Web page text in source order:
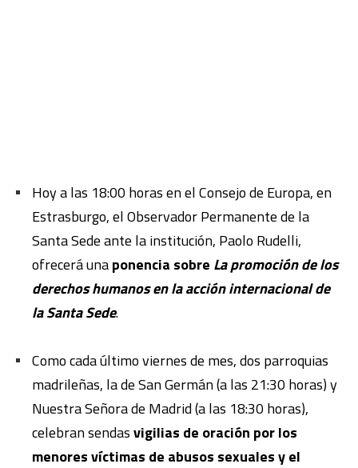
Hoy a las 18:00 horas en el Consejo de Europa, en
Estrasburgo, el Observador Permanente de la
Santa Sede ante la institución, Paolo Rudelli,
ofrecerá unaponencia sobre La promoción de los
derechos humanos en la acción internacional de
la Santa Sede.
Como cada último viernes de mes, dos parroquias
madrileñas, la de San Germán (a las 21:30 horas) y
Nuestra Señora de Madrid (a las 18:30 horas),
celebran sendasvigilias de oración por los
menores víctimas de abusos sexuales y el